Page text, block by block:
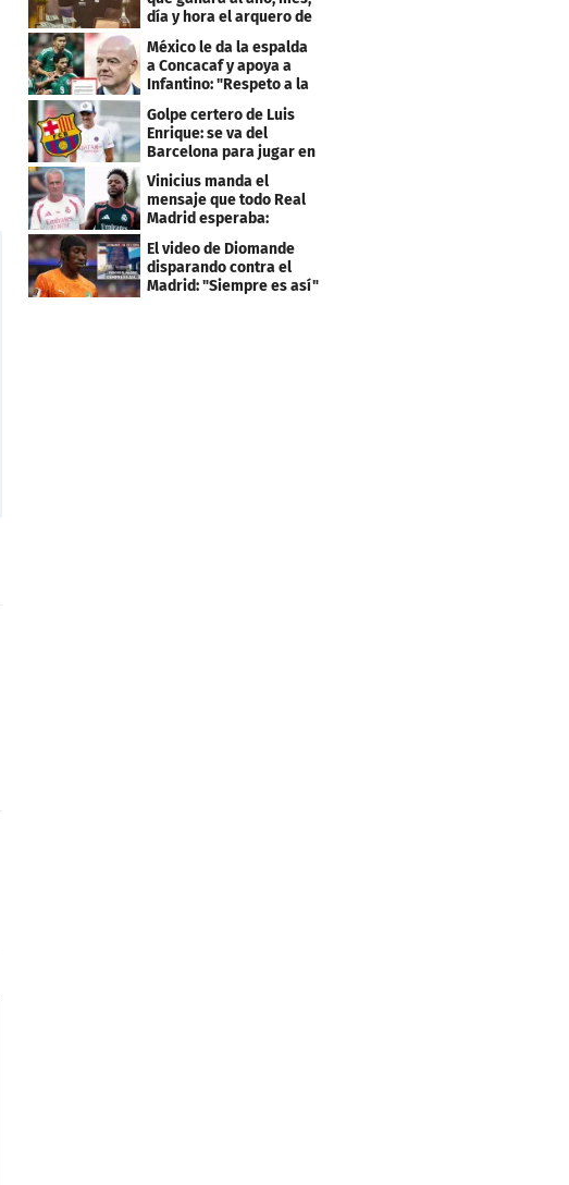
día y hora el arquero de
Cabo Verde
México le da la espalda
a Concacaf y apoya a
Infantino: "Respeto a la
gobernanza"
Golpe certero de Luis
Enrique: se va del
Barcelona para jugar en
el PSG
Vinicius manda el
mensaje que todo Real
Madrid esperaba:
"Mourinho..."
El video de Diomande
disparando contra el
Madrid: "Siempre es así"